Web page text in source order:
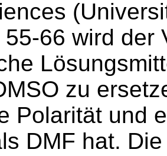
55-66 wird der
zu
Polarität und
DMF hat.